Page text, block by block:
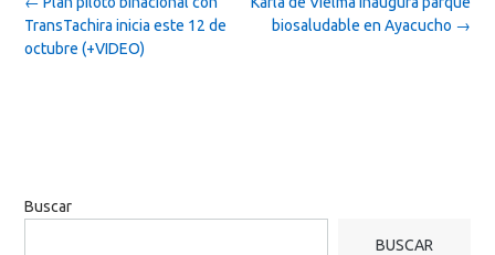
navigation
biosaludable en Ayacucho →
TransTachira inicia este 12 de
octubre (+VIDEO)
Buscar
BUSCAR